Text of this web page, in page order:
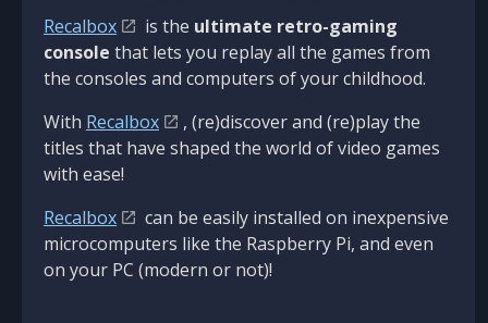
Recalbox is the ultimate retro-gaming
console that lets you replay all the games from
the consoles and computers of your childhood.
With Recalbox
, (re)discover and (re)play the
titles that have shaped the world of video games
with ease!
Recalbox
can be easily installed on inexpensive
microcomputers like the Raspberry Pi, and even
on your PC (modern or not)!